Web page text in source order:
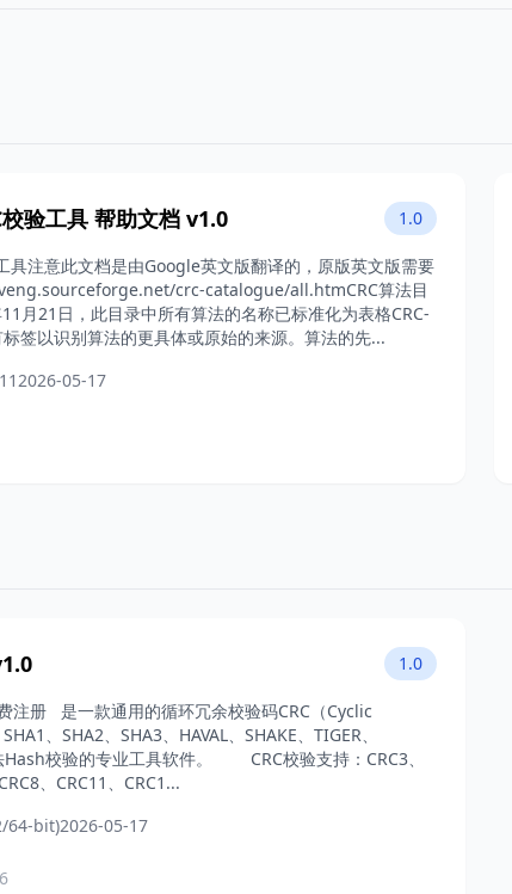
验工具 帮助文档 v1.0 1.0
具注意此文档是由Google英文版翻译的，原版英文版需要
crc-catalogue/all.htmCRC算法目
月21日，此目录中所有算法的名称已标准化为表格CRC-
签以识别算法的更具体或原始的来源。算法的先...
2026-05-17
1.0
注册 是一款通用的循环冗余校验码CRC（Cyclic
、SHA2、SHA3、HAVAL、SHAKE、TIGER、
Hash校验的专业工具软件。 CRC校验支持：CRC3、
、CRC11、CRC1...
64-bit)2026-05-17